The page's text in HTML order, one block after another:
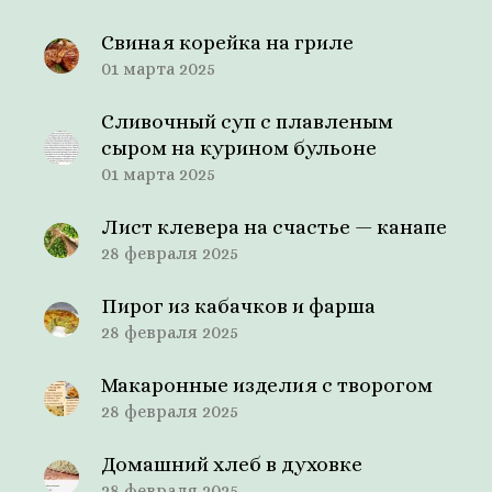
Свиная корейка на гриле
01 марта 2025
Сливочный суп с плавленым
сыром на курином бульоне
01 марта 2025
Лист клевера на счастье — канапе
28 февраля 2025
Пирог из кабачков и фарша
28 февраля 2025
Макаронные изделия с творогом
28 февраля 2025
Домашний хлеб в духовке